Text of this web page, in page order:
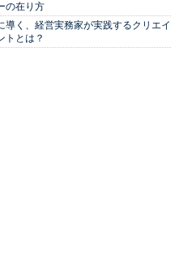
の在り方
導く、経営実務家が実践するクリエイ
トとは？